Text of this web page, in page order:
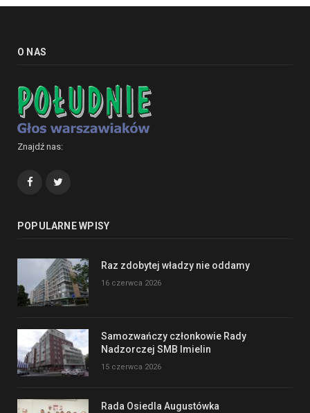
O NAS
Znajdź nas:
Facebook
POPULARNE WPISY
Raz zdobytej władzy nie oddamy
16 czerwca 2026
Samozwańczy członkowie Rady
Nadzorczej SMB Imielin
15 czerwca 2026
Rada Osiedla Augustówka